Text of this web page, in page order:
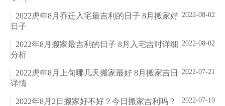
2022-08-02
2022虎年8月乔迁入宅最吉利的日子 8月搬家好
日子
2022-08-02
2022年8月搬家最吉利的日子 8月入宅吉时详细
分析
2022-07-21
2022虎年8月上旬哪几天搬家最好 8月搬家吉日
详情
2022-07-19
2022年8月2日搬家好不好？今日搬家吉利吗？